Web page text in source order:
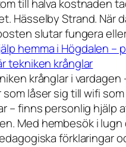
till halva kostnaden
Hässelby Strand. När
slutar fungera
hemma i Högdalen –
tekniken krånglar
krånglar i vardagen
låser sig till wifi
– finns personlig hjälp
Med hembesök i
förklaringar